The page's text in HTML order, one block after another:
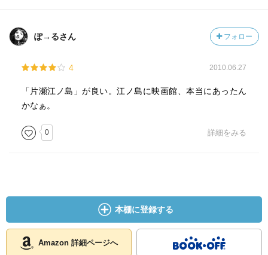
ぽ→るさん フォロー
4 2010.06.27
「片瀬江ノ島」が良い。江ノ島に映画館、本当にあったん
かなぁ。
0 詳細をみる
本棚に登録する
Amazon 詳細ページへ